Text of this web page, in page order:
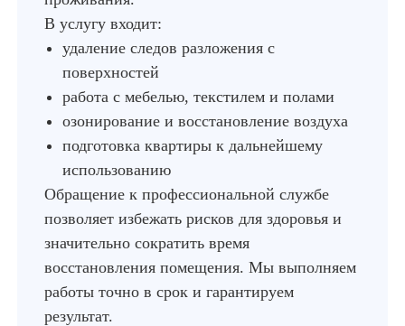
В услугу входит:
удаление следов разложения с
поверхностей
работа с мебелью, текстилем и полами
озонирование и восстановление воздуха
подготовка квартиры к дальнейшему
использованию
Обращение к профессиональной службе
позволяет избежать рисков для здоровья и
значительно сократить время
восстановления помещения. Мы выполняем
работы точно в срок и гарантируем
результат.